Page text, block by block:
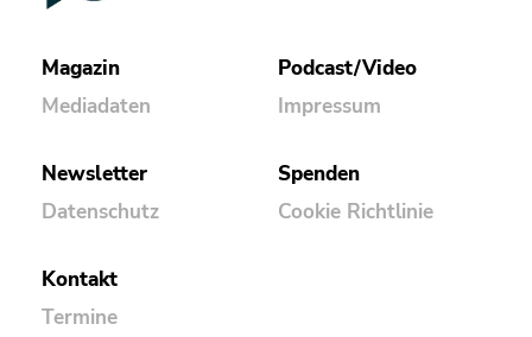
Magazin
Mediadaten
Podcast/Video
Impressum
Newsletter
Datenschutz
Spenden
Cookie Richtlinie
Kontakt
Termine